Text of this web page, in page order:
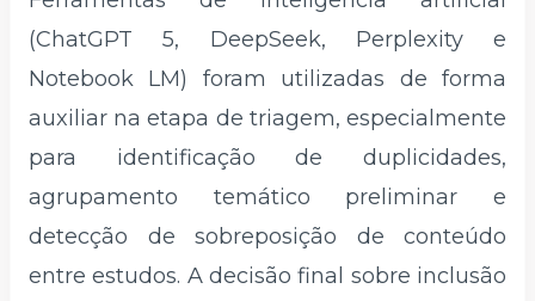
(ChatGPT 5, DeepSeek, Perplexity e
Notebook LM) foram utilizadas de forma
auxiliar na etapa de triagem, especialmente
para identificação de duplicidades,
agrupamento temático preliminar e
detecção de sobreposição de conteúdo
entre estudos. A decisão final sobre inclusão